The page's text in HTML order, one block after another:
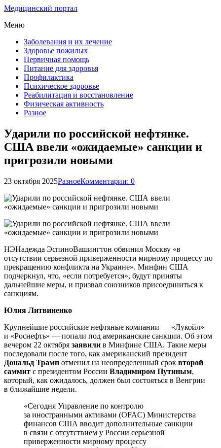
Медицинский портал
Меню
Заболевания и их лечение
Здоровье пожилых
Первичная помощь
Питание для здоровья
Профилактика
Психическое здоровье
Реабилитация и восстановление
Физическая активность
Разное
Ударили по российской нефтянке.
США ввели «ожидаемые» санкции и
пригрозили новыми
23 октября 2025РазноеКомментарии: 0
НЭНадежда ЭспиноВашингтон обвинил Москву «в
отсутствии серьезной приверженности мирному процессу по
прекращению конфликта на Украине». Минфин США
подчеркнул, что, «если потребуется», будут приняты
дальнейшие меры, и призвал союзников присоединиться к
санкциям.
Юлия Литвиненко
Крупнейшие российские нефтяные компании — «Лукойл»
и «Роснефть» — попали под американские санкции. Об этом
вечером 22 октября заявили в Минфине США. Такие меры
последовали после того, как американский президент
Дональд Трамп отменил на неопределенный срок второй
саммит с президентом России Владимиром Путиным,
который, как ожидалось, должен был состояться в Венгрии
в ближайшие недели.
«Сегодня Управление по контролю
за иностранными активами (OFAC) Министерства
финансов США вводит дополнительные санкции
в связи с отсутствием у России серьезной
приверженности мирному процессу